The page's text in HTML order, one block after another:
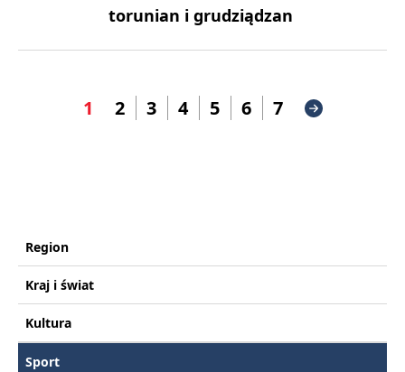
torunian i grudziądzan
1 2 3 4 5 6 7
Region
Kraj i świat
Kultura
Sport